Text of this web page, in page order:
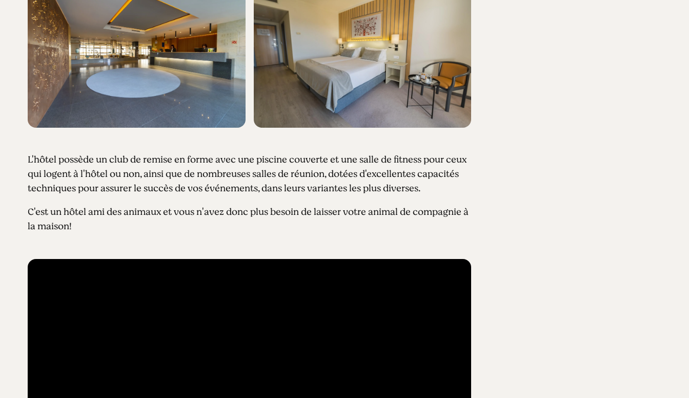
L'hôtel possède un club de remise en forme avec une piscine couverte et une salle de fitness pour ceux
qui logent à l'hôtel ou non, ainsi que de nombreuses salles de réunion, dotées d'excellentes capacités
techniques pour assurer le succès de vos événements, dans leurs variantes les plus diverses.
C'est un hôtel ami des animaux et vous n'avez donc plus besoin de laisser votre animal de compagnie à
la maison!